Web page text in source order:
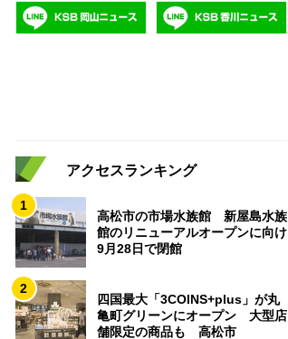
アクセスランキング
1
高松市の市場水族館 新屋島水族
館のリニューアルオープンに向け
9月28日で閉館
2
四国最大「3COINS+plus」が丸
亀町グリーンにオープン 大型店
舗限定の商品も 高松市